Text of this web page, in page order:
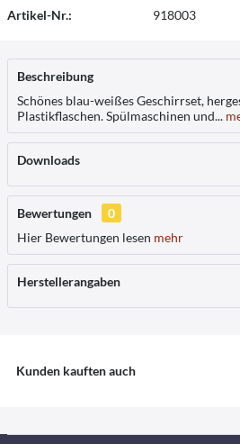
Artikel-Nr.: 918003
Beschreibung
Schönes blau-weißes Geschirrset,
Plastikflaschen. Spülmaschinen und...
Downloads
Bewertungen
0
Hier Bewertungen lesen mehr
Herstellerangaben
Kunden kauften auch